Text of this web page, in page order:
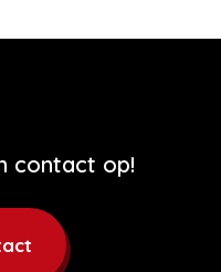
contact op!